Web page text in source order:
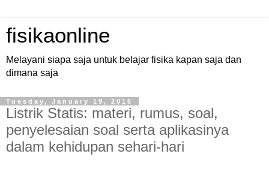
fisikaonline
Melayani siapa saja untuk belajar fisika kapan saja dan
dimana saja
Tuesday, January 19, 2016
Listrik Statis: materi, rumus, soal,
penyelesaian soal serta aplikasinya
dalam kehidupan sehari-hari